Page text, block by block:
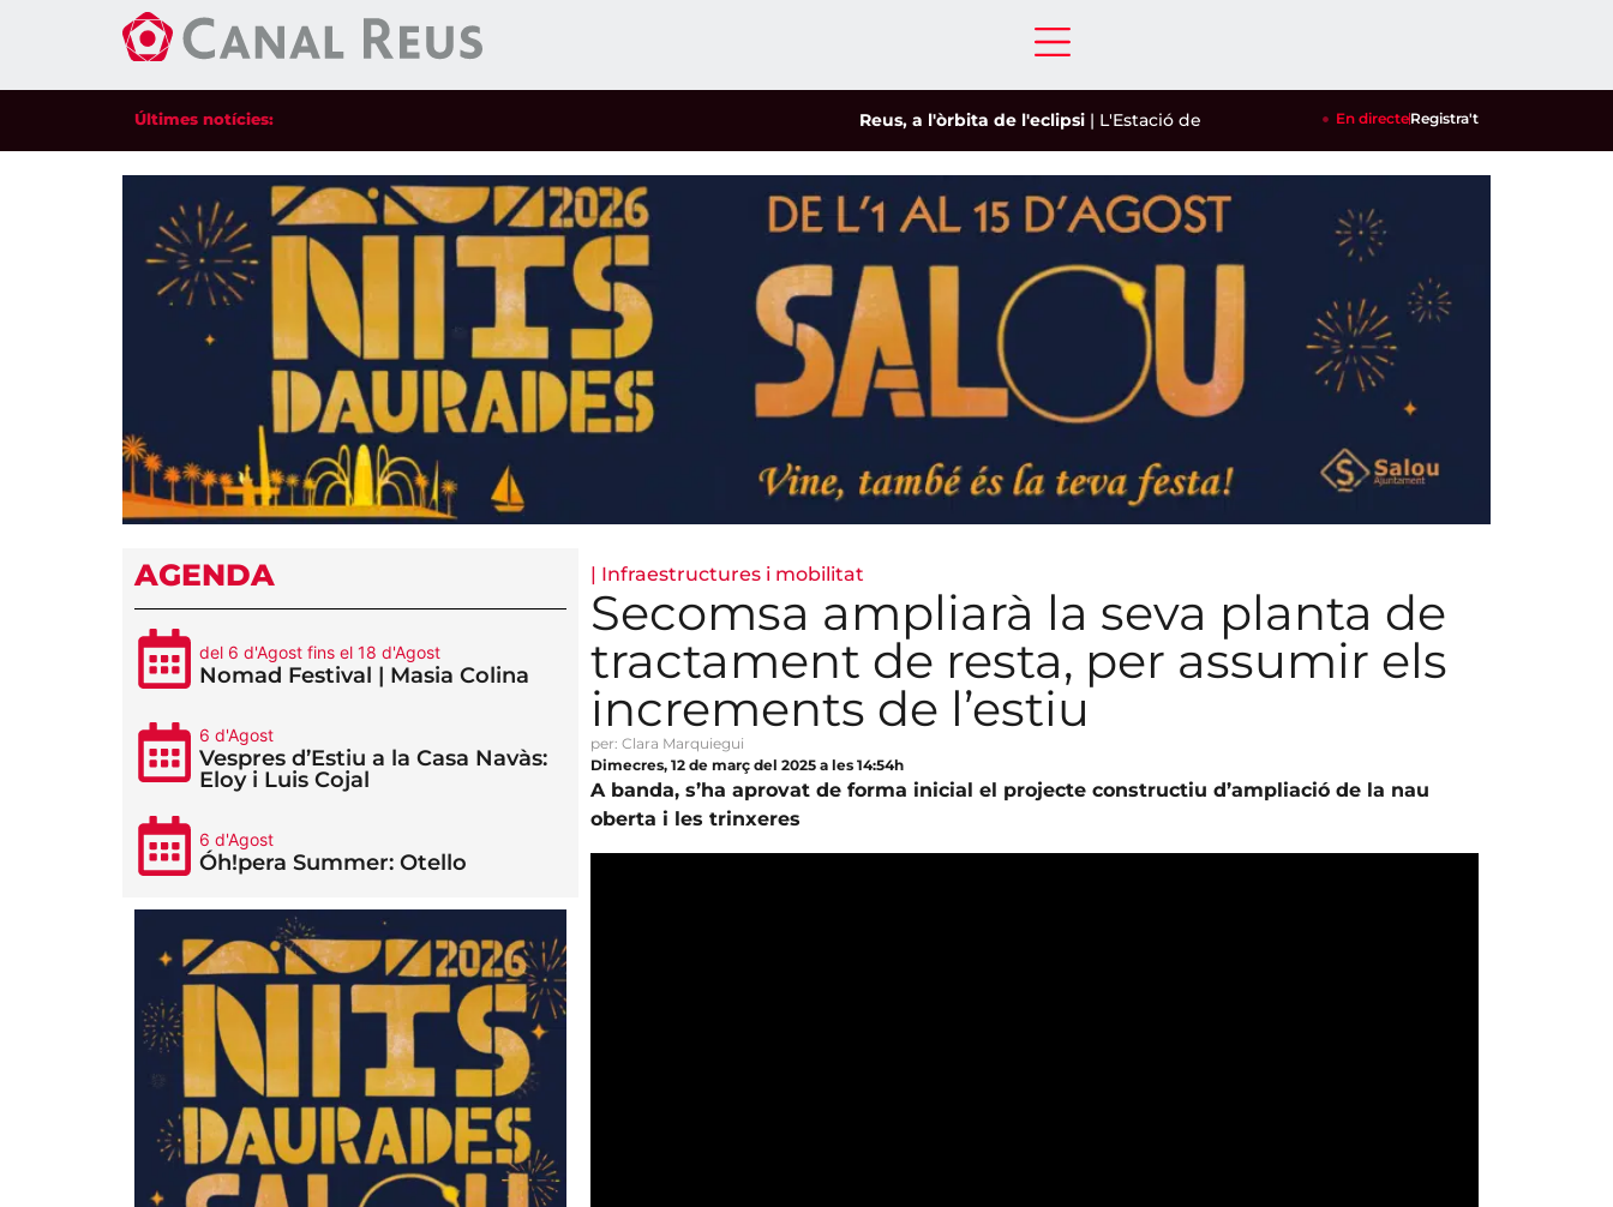
Últimes notícies: Reus, a l'òrbita de l'eclipsi|L'Estació de tren de Reus ja té instal·lat un aparcament de bicis
En directeRegistra't
AGENDA
del 6 d'Agost fins el 18 d'Agost
Nomad Festival | Masia Colina
6 d'Agost
Vespres d’Estiu a la Casa Navàs:
Eloy i Luis Cojal
6 d'Agost
Óh!pera Summer: Otello
| Infraestructures i mobilitat
Secomsa ampliarà la seva planta de
tractament de resta, per assumir els
increments de l’estiu
per: Clara Marquiegui
Dimecres, 12 de març del 2025 a les 14:54h
A banda, s’ha aprovat de forma inicial el projecte constructiu d’ampliació de la nau
oberta i les trinxeres